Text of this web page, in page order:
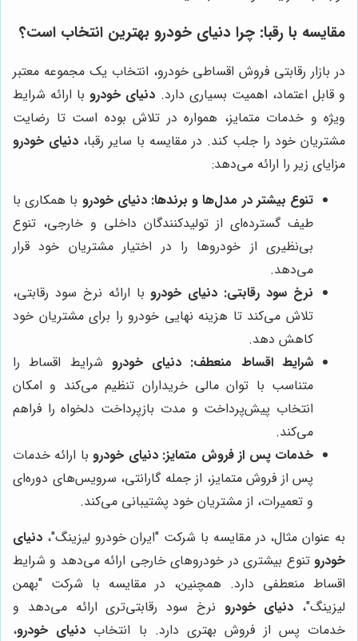
مقایسه با رقبا: چرا دنیای خودرو بهترین انتخاب است؟
در بازار رقابتی فروش اقساطی خودرو، انتخاب یک مجموعه معتبر
و قابل اعتماد، اهمیت بسیاری دارد. دنیای خودرو با ارائه شرایط
ویژه و خدمات متمایز، همواره در تلاش بوده است تا رضایت
مشتریان خود را جلب کند. در مقایسه با سایر رقبا، دنیای خودرو
مزایای زیر را ارائه می‌دهد:
تنوع بیشتر در مدل‌ها و برندها: دنیای خودرو با همکاری با
طیف گسترده‌ای از تولیدکنندگان داخلی و خارجی، تنوع
بی‌نظیری از خودروها را در اختیار مشتریان خود قرار
می‌دهد.
نرخ سود رقابتی: دنیای خودرو با ارائه نرخ سود رقابتی،
تلاش می‌کند تا هزینه نهایی خودرو را برای مشتریان خود
کاهش دهد.
شرایط اقساط منعطف: دنیای خودرو شرایط اقساط را
متناسب با توان مالی خریداران تنظیم می‌کند و امکان
انتخاب پیش‌پرداخت و مدت بازپرداخت دلخواه را فراهم
می‌کند.
خدمات پس از فروش متمایز: دنیای خودرو با ارائه خدمات
پس از فروش متمایز، از جمله گارانتی، سرویس‌های دوره‌ای
و تعمیرات، از مشتریان خود پشتیبانی می‌کند.
به عنوان مثال، در مقایسه با شرکت "ایران خودرو لیزینگ"، دنیای
خودرو تنوع بیشتری در خودروهای خارجی ارائه می‌دهد و شرایط
اقساط منعطفی دارد. همچنین، در مقایسه با شرکت "بهمن
لیزینگ"، دنیای خودرو نرخ سود رقابتی‌تری ارائه می‌دهد و
خدمات پس از فروش بهتری دارد. با انتخاب دنیای خودرو،